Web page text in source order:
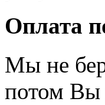
Оплата
Мы не
потом Вы